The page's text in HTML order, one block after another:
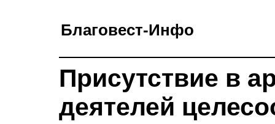
Благовест-Инфо
Присутствие в
деятелей